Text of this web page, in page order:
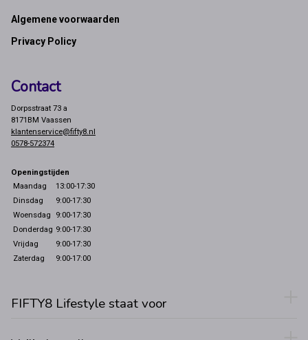
Footer
Algemene voorwaarden
Privacy Policy
Contact
Dorpsstraat 73 a
8171BM Vaassen
klantenservice@fifty8.nl
0578-572374
Openingstijden
Maandag
13:00-17:30
Dinsdag
9:00-17:30
Woensdag
9:00-17:30
Donderdag 9:00-17:30
Vrijdag
9:00-17:30
Zaterdag
9:00-17:00
FIFTY8 Lifestyle staat voor